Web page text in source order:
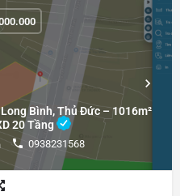
Bình, Thủ Đức – 1016m²
20 Tầng
0938231568